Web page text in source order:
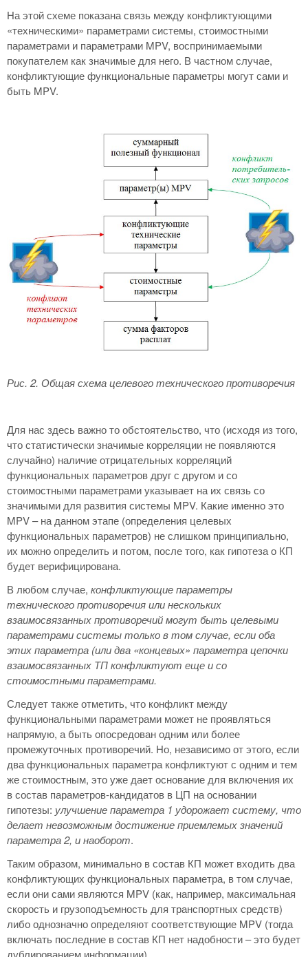
На этой схеме показана связь между конфликтующими
«техническими» параметрами системы, стоимостными
параметрами и параметрами MPV, воспринимаемыми
покупателем как значимые для него. В частном случае,
конфликтующие функциональные параметры могут сами и
быть MPV.
Рис. 2. Общая схема целевого технического противоречия
Для нас здесь важно то обстоятельство, что (исходя из того,
что статистически значимые корреляции не появляются
случайно) наличие отрицательных корреляций
функциональных параметров друг с другом и со
стоимостными параметрами указывает на их связь со
значимыми для развития системы MPV. Какие именно это
MPV – на данном этапе (определения целевых
функциональных параметров) не слишком принципиально,
их можно определить и потом, после того, как гипотеза о КП
будет верифицирована.
В любом случае, конфликтующие параметры
технического противоречия или нескольких
взаимосвязанных противоречий могут быть целевыми
параметрами системы только в том случае, если оба
этих параметра (или два «концевых» параметра цепочки
взаимосвязанных ТП конфликтуют еще и со
стоимостными параметрами.
Следует также отметить, что конфликт между
функциональными параметрами может не проявляться
напрямую, а быть опосредован одним или более
промежуточных противоречий. Но, независимо от этого, если
два функциональных параметра конфликтуют с одним и тем
же стоимостным, это уже дает основание для включения их
в состав параметров-кандидатов в ЦП на основании
гипотезы: улучшение параметра 1 удорожает систему, что
делает невозможным достижение приемлемых значений
параметра 2, и наоборот.
Таким образом, минимально в состав КП может входить два
конфликтующих функциональных параметра, в том случае,
если они сами являются MPV (как, например, максимальная
скорость и грузоподъемность для транспортных средств)
либо однозначно определяют соответствующие MPV (тогда
включать последние в состав КП нет надобности – это будет
дублированием информации).